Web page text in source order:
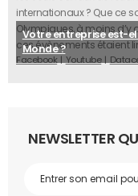
Votre entreprise est-
Monde ?
internationaux ? Que ce
Olympiques, à moins d’y
ces évènements étaient
Facebook
Youtube
NEWSLETTER